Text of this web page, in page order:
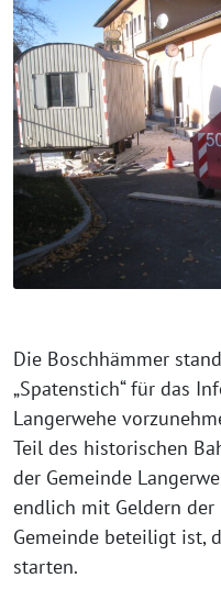
Die Boschhämmer
„Spatenstich“ für das
Langerwehe
Teil des historischen
der Gemeinde
endlich mit Geldern
Gemeinde beteiligt ist,
starten.